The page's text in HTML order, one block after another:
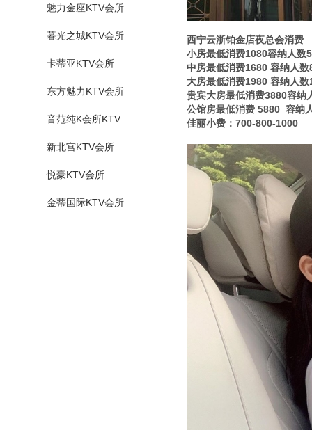
魅力金座KTV会所
暮光之城KTV会所
卡蒂亚KTV会所
东方魅力KTV会所
音范纯K会所KTV
新北宫KTV会所
悦豪KTV会所
金蒂国际KTV会所
西宁云浙铂金店夜总会消费
小房最低消费1080容纳人
中房最低消费1680 容纳人
大房最低消费1980 容纳人
贵宾大房最低消费3880容
公馆房最低消费 5880 容纳
佳丽小费：700-800-1000